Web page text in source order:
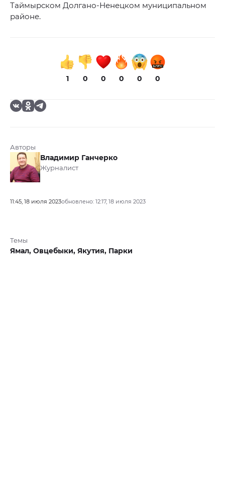
Таймырском Долгано-Ненецком муниципальном
районе.
1 0 0 0 0 0
Авторы
Владимир Ганчерко
Журналист
11:45, 18 июля 2023обновлено: 12:17, 18 июля 2023
Темы
Ямал, Овцебыки, Якутия, Парки